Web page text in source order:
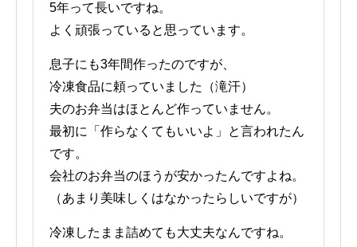
5年って長いですね。
よく頑張っていると思っています。
息子にも3年間作ったのですが、
冷凍食品に頼っていました（滝汗）
夫のお弁当はほとんど作っていません。
最初に「作らなくてもいいよ」と言われたん
です。
会社のお弁当のほうが安かったんですよね。
（あまり美味しくはなかったらしいですが）
冷凍したまま詰めても大丈夫なんですね。